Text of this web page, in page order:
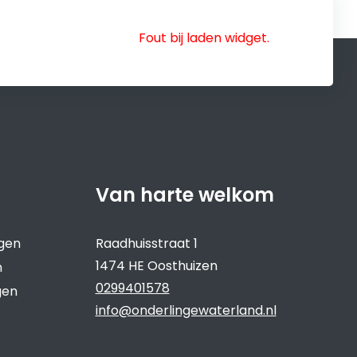
Fout bij laden widget.
Van harte welkom
Raadhuisstraat 1
1474 HE Oosthuizen
0299401578
info@onderlingewaterland.nl